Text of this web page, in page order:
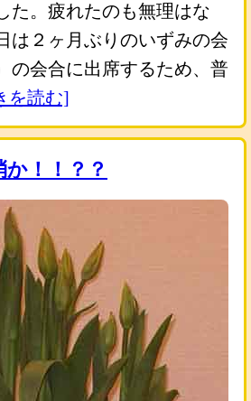
た。疲れたのも無理はな
は２ヶ月ぶりのいずみの会
の会合に出席するため、普
を読む]
！！？？